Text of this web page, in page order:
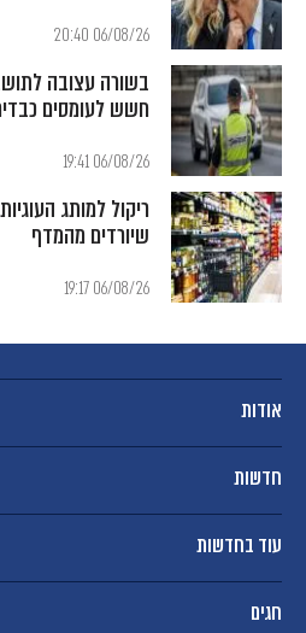
06/08/26 20:40
בשורה עצובה
חשש לעומסים
06/08/26 19:41
ריקול למותג
שיורדים מהמדף
06/08/26 19:17
אודות
חדשות
עוד בחדשות
חגים